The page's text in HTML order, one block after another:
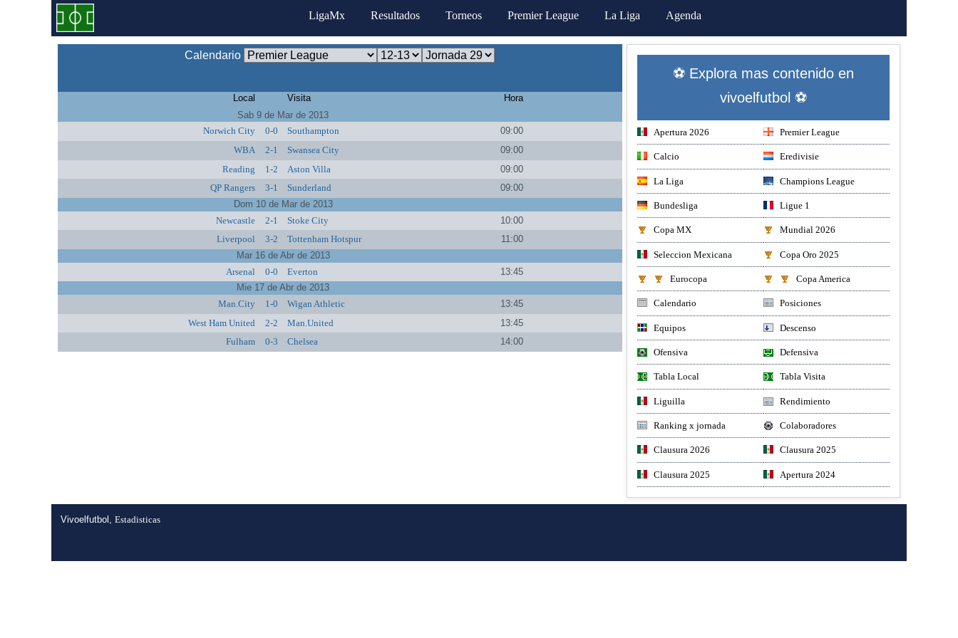
LigaMx Resultados Torneos Premier League La Liga Agenda
Calendario
Local Visita
Hora
Sab 9 de Mar de 2013
Norwich City
0-0 Southampton
09:00
WBA
2-1 Swansea City
09:00
Reading
1-2 Aston Villa
09:00
QP Rangers
3-1 Sunderland
09:00
Dom 10 de Mar de 2013
Newcastle
2-1 Stoke City
10:00
Liverpool
3-2 Tottenham Hotspur
11:00
Mar 16 de Abr de 2013
Arsenal
0-0 Everton
13:45
Mie 17 de Abr de 2013
Man.City
1-0 Wigan Athletic
13:45
West Ham United
2-2 Man.United
13:45
Fulham
0-3 Chelsea 14:00
⚽ Explora mas contenido en
vivoelfutbol ⚽
Apertura 2026 Premier League
Calcio Eredivisie
La Liga Champions League
Bundesliga Ligue 1
Copa MX Mundial 2026
Seleccion Mexicana Copa Oro 2025
Eurocopa Copa America
Calendario Posiciones
Equipos Descenso
Ofensiva Defensiva
Tabla Local Tabla Visita
Liguilla Rendimiento
Ranking x jornada Colaboradores
Clausura 2026 Clausura 2025
Clausura 2025 Apertura 2024
Vivoelfutbol,Estadisticas